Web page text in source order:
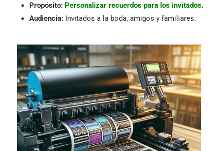
Propósito: Personalizar recuerdos para los invitados.
Audiencia: Invitados a la boda, amigos y familiares.